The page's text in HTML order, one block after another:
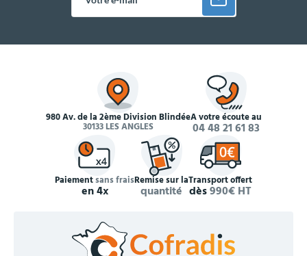
980 Av. de la 2ème Division Blindée
30133 LES ANGLES
À votre écoute au
04 48 21 61 83
Paiementsans frais
en 4x
Remise sur la
quantité
Transport offert
dès990€ HT